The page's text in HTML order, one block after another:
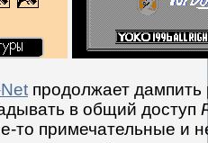
продолжает
в общий доступ
то примечательные и